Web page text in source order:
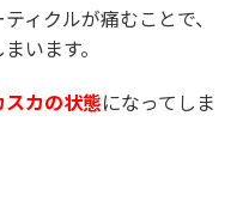
ィクルが痛むことで、
います。
スカの状態になってしま